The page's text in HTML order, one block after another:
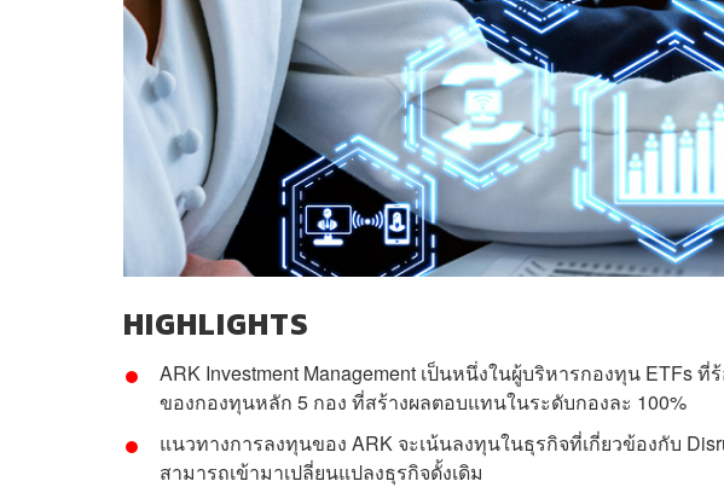
HIGHLIGHTS
ARK Investment Management เป็นหนึ่งในผู้บริหารกองทุน ETFs
ของกองทุนหลัก 5 กอง ที่สร้างผลตอบแทนในระดับกองละ 100%
แนวทางการลงทุนของ ARK จะเน้นลงทุนในธุรกิจที่เกี่ยวข้องกับ
สามารถเข้ามาเปลี่ยนแปลงธุรกิจดั้งเดิม